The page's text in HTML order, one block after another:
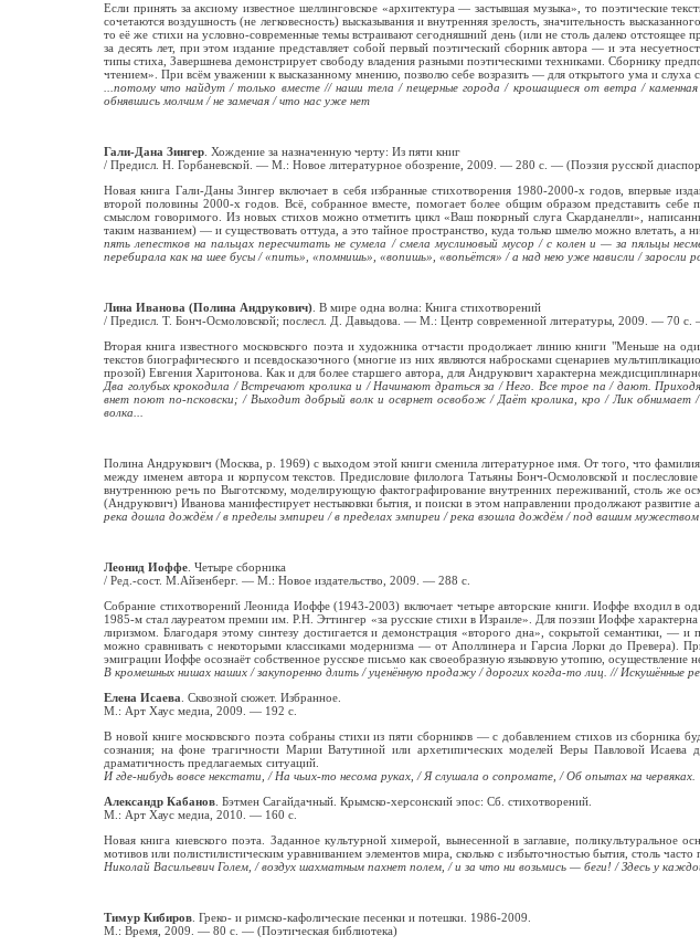
Если принять за аксиому известное шеллинговское «архитектура — застывшая музыка», то поэтические
сочетаются воздушность (не легковесность) высказывания и внутренняя зрелость, значительность
то её же стихи на условно-современные темы встраивают сегодняшний день (или не столь далеко
за десять лет, при этом издание представляет собой первый поэтический сборник автора — и эта
типы стиха, Завершнева демонстрирует свободу владения разными поэтическими техниками. Сборнику
чтением». При всём уважении к высказанному мнению, позволю себе возразить — для открытого ума и слуха
...потому что найдут / только вместе // наши тела / пещерные города / крошащиеся от ветра /
обнявшись молчим / не замечая / что нас уже нет
Гали-Дана Зингер . Хождение за назначенную черту: Из пяти книг
/ Предисл. Н. Горбаневской. — М.: Новое литературное обозрение, 2009. — 280 с. — (Поэзия русской
Новая книга Гали-Даны Зингер включает в себя избранные стихотворения 1980-2000-х годов, впервые
второй половины 2000-х годов. Всё, собранное вместе, помогает более общим образом представить
смыслом говоримого. Из новых стихов можно отметить цикл «Ваш покорный слуга Скарданелли»,
таким названием) — и существовать оттуда, а это тайное пространство, куда только шмелю можно влетать, а
пять лепестков на пальцах пересчитать не сумела / смела муслиновый мусор / с колен и — за пяльцы
перебирала как на шее бусы / «пить», «помнишь», «вопишь», «вопьётся» / а над нею уже нависли / заросли
Лина Иванова (Полина Андрукович) . В мире одна волна: Книга стихотворений
/ Предисл. Т. Бонч-Осмоловской; послесл. Д. Давыдова. — М.: Центр современной литературы, 2009. — 70 с.
Вторая книга известного московского поэта и художника отчасти продолжает линию книги "Меньше на
текстов биографического и псевдосказочного (многие из них являются набросками сценариев
прозой) Евгения Харитонова. Как и для более старшего автора, для Андрукович характерна
Два голубых крокодила / Встречают кролика и / Начинают драться за / Него. Все трое па / дают.
внет поют по-псковски; / Выходит добрый волк и осврнет освобож / Даёт кролика, кро / Лик обнимает
волка...
Полина Андрукович (Москва, р. 1969) с выходом этой книги сменила литературное имя. От того, что
между именем автора и корпусом текстов. Предисловие филолога Татьяны Бонч-Осмоловской и
внутреннюю речь по Выготскому, моделирующую фактографирование внутренних переживаний, столь же
(Андрукович) Иванова манифестирует нестыковки бытия, и поиски в этом направлении продолжают развитие
река дошла дождём / в пределы эмпиреи / в пределах эмпиреи / река взошла дождём / под вашим
Леонид Иоффе . Четыре сборника
/ Ред.-сост. М.Айзенберг. — М.: Новое издательство, 2009. — 288 с.
Собрание стихотворений Леонида Иоффе (1943-2003) включает четыре авторские книги. Иоффе входил в
1985-м стал лауреатом премии им. Р.Н. Эттингер «за русские стихи в Израиле». Для поэзии Иоффе
лиризмом. Благодаря этому синтезу достигается и демонстрация «второго дна», сокрытой семантики,
можно сравнивать с некоторыми классиками модернизма — от Аполлинера и Гарсиа Лорки до Превера).
эмиграции Иоффе осознаёт собственное русское письмо как своеобразную языковую утопию, осуществление
В кромешных нишах наших / закупоренно длить / уценённую продажу / дорогих когда-то лиц. // Искушённые
Елена Исаева . Сквозной сюжет. Избранное.
М.: Арт Хаус медиа, 2009. — 192 с.
В новой книге московского поэта собраны стихи из пяти сборников — с добавлением стихов из сборника
сознания; на фоне трагичности Марии Ватутиной или архетипических моделей Веры Павловой
драматичность предлагаемых ситуаций.
И где-нибудь вовсе некстати, / На чьих-то несома руках, / Я слушала о сопромате, / Об опытах на червяках.
Александр Кабанов . Бэтмен Сагайдачный. Крымско-херсонский эпос: Сб. стихотворений.
М.: Арт Хаус медиа, 2010. — 160 с.
Новая книга киевского поэта. Заданное культурной химерой, вынесенной в заглавие, поликультуральное
мотивов или полистилистическим уравниванием элементов мира, сколько с избыточностью бытия, столь
Николай Васильевич Голем, / воздух шахматным пахнет полем, / и за что ни возьмись — беги! / Здесь у
Тимур Кибиров . Греко- и римско-кафолические песенки и потешки. 1986-2009.
М.: Время, 2009. — 80 с. — (Поэтическая библиотека)